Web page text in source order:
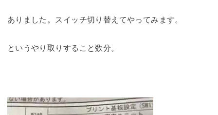
ありました。スイッチ切り替えてやってみます。
というやり取りすること数分。